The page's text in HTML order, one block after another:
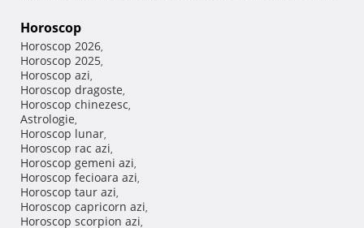
Horoscop
Horoscop 2026,
Horoscop 2025,
Horoscop azi,
Horoscop dragoste,
Horoscop chinezesc,
Astrologie,
Horoscop lunar,
Horoscop rac azi,
Horoscop gemeni azi,
Horoscop fecioara azi,
Horoscop taur azi,
Horoscop capricorn azi,
Horoscop scorpion azi,